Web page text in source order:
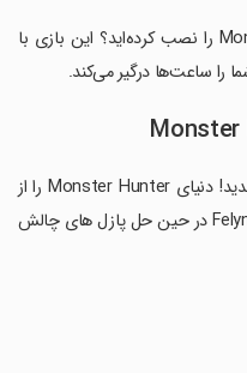
آیا تا کنون بازی Monster Hunter Puzzles را نصب کرده‌اید؟ این بازی با
را ساعت‌ها درگیر می‌کند.
به Monster Hunter Puzzles خوش آمدید! دنیای Monster Hunter را از
طریق بازیگرانی از شخصیت های زیبای Felyne در حین حل پازل های چالش